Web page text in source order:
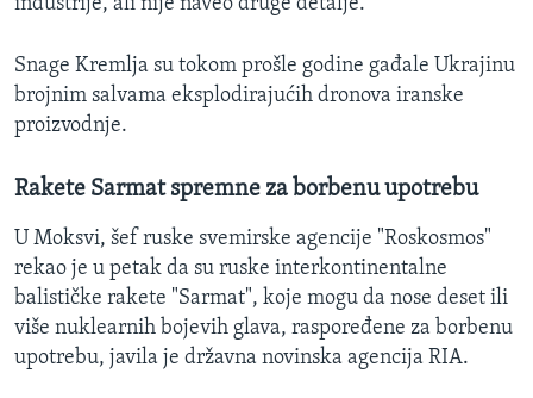
Snage Kremlja su tokom prošle godine gađale Ukrajinu
brojnim salvama eksplodirajućih dronova iranske
proizvodnje.
Rakete Sarmat spremne za borbenu upotrebu
U Moksvi, šef ruske svemirske agencije "Roskosmos"
rekao je u petak da su ruske interkontinentalne
balističke rakete "Sarmat", koje mogu da nose deset ili
više nuklearnih bojevih glava, raspoređene za borbenu
upotrebu, javila je državna novinska agencija RIA.